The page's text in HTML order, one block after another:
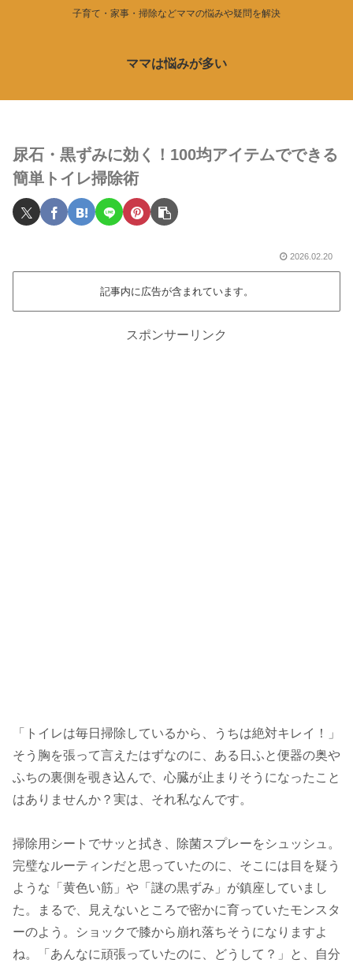
子育て・家事・掃除などママの悩みや疑問を解決
ママは悩みが多い
尿石・黒ずみに効く！100均アイテムでできる
簡単トイレ掃除術
2026.02.20
記事内に広告が含まれています。
スポンサーリンク
「トイレは毎日掃除しているから、うちは絶対キレイ！」
そう胸を張って言えたはずなのに、ある日ふと便器の奥や
ふちの裏側を覗き込んで、心臓が止まりそうになったこと
はありませんか？実は、それ私なんです。
掃除用シートでサッと拭き、除菌スプレーをシュッシュ。
完璧なルーティンだと思っていたのに、そこには目を疑う
ような「黄色い筋」や「謎の黒ずみ」が鎮座していまし
た。まるで、見えないところで密かに育っていたモンスタ
ーのよう。ショックで膝から崩れ落ちそうになりますよ
ね。「あんなに頑張っていたのに、どうして？」と、自分